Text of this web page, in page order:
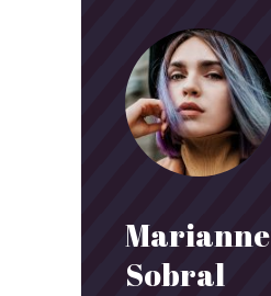
Marianne
Sobral